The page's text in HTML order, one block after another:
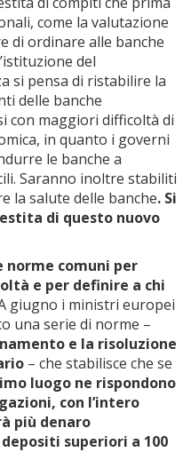
come la valutazione
di ordinare alle banche
del
si pensa di ristabilire la
delle banche
con maggiori difficoltà di
in quanto i governi
le banche a
Saranno inoltre stabiliti
la salute delle banche. Si
di questo nuovo
norme comuni per
e per definire a chi
giugno i ministri europei
una serie di norme –
e la risoluzione
– che stabilisce che se
luogo ne rispondono
con l’intero
più denaro
superiori a 100